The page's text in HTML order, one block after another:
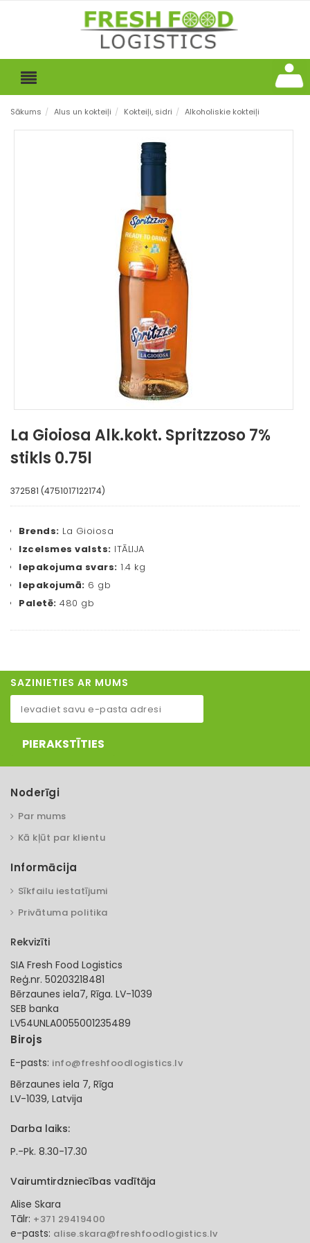
Sākums / Alus un kokteiļi / Kokteiļi, sidri / Alkoholiskie kokteiļi
La Gioiosa Alk.kokt. Spritzzoso 7%
stikls 0.75l
372581 (4751017122174)
Brends: La Gioiosa
Izcelsmes valsts: ITĀLIJA
Iepakojuma svars: 1.4 kg
Iepakojumā: 6 gb
Paletē: 480 gb
SAZINIETIES AR MUMS
PIERAKSTĪTIES
Noderīgi
Par mums
Kā kļūt par klientu
Informācija
Sīkfailu iestatījumi
Privātuma politika
Rekvizīti
SIA Fresh Food Logistics
Reģ.nr. 50203218481
Bērzaunes iela7, Rīga. LV-1039
SEB banka
LV54UNLA0055001235489
Birojs
E-pasts: info@freshfoodlogistics.lv
Bērzaunes iela 7, Rīga
LV-1039, Latvija
Darba laiks:
P.-Pk. 8.30-17.30
Vairumtirdzniecības vadītāja
Alise Skara
Tālr: +371 29419400
e-pasts: alise.skara@freshfoodlogistics.lv